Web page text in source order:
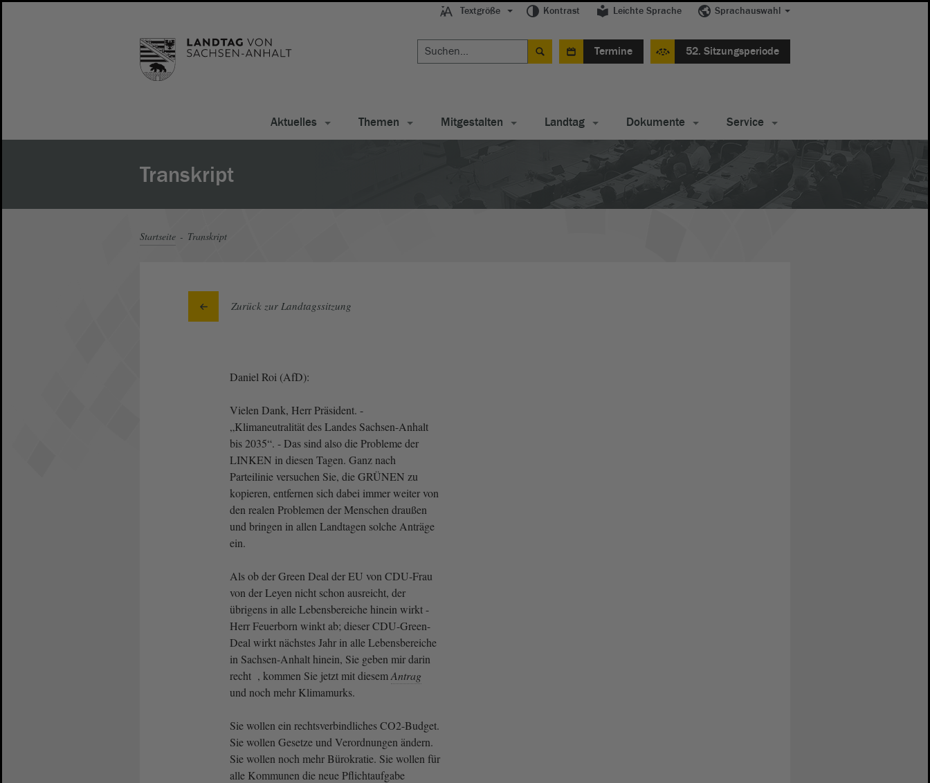
Textgröße Kontrast Leichte Sprache Sprachauswahl
Termine 52. Sitzungsperiode
Aktuelles Themen Mitgestalten Landtag Dokumente Service
Transkript
Startseite Transkript
Zurück zur Landtagssitzung
Daniel Roi (AfD):
Vielen Dank, Herr Präsident. -
„Klimaneutralität des Landes Sachsen-Anhalt
bis 2035“. - Das sind also die Probleme der
LINKEN in diesen Tagen. Ganz nach
Parteilinie versuchen Sie, die GRÜNEN zu
kopieren, entfernen sich dabei immer weiter von
den realen Problemen der Menschen draußen
und bringen in allen Landtagen solche Anträge
ein.
Als ob der Green Deal der EU von CDU-Frau
von der Leyen nicht schon ausreicht, der
übrigens in alle Lebensbereiche hinein wirkt -
Herr Feuerborn winkt ab; dieser CDU-Green-
Deal wirkt nächstes Jahr in alle Lebensbereiche
in Sachsen-Anhalt hinein, Sie geben mir darin
recht , kommen Sie jetzt mit diesemAntrag
und noch mehr Klimamurks.
Sie wollen ein rechtsverbindliches CO2-Budget.
Sie wollen Gesetze und Verordnungen ändern.
Sie wollen noch mehr Bürokratie. Sie wollen für
alle Kommunen die neue Pflichtaufgabe